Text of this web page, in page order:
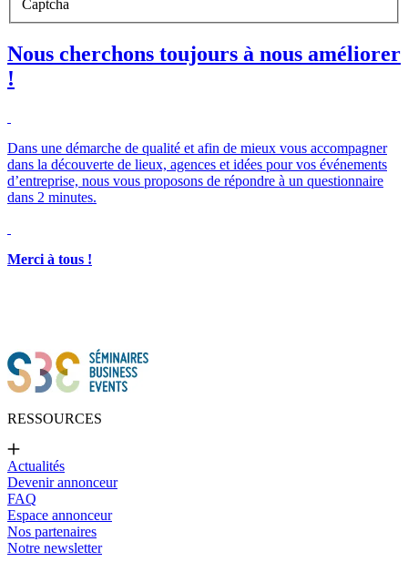
Captcha
Nous cherchons toujours à nous améliorer
!
Dans une démarche de qualité et afin de mieux vous accompagner
dans la découverte de lieux, agences et idées pour vos événements
d’entreprise, nous vous proposons de répondre à un questionnaire
dans 2 minutes.
Merci à tous !
RESSOURCES
Actualités
Devenir annonceur
FAQ
Espace annonceur
Nos partenaires
Notre newsletter